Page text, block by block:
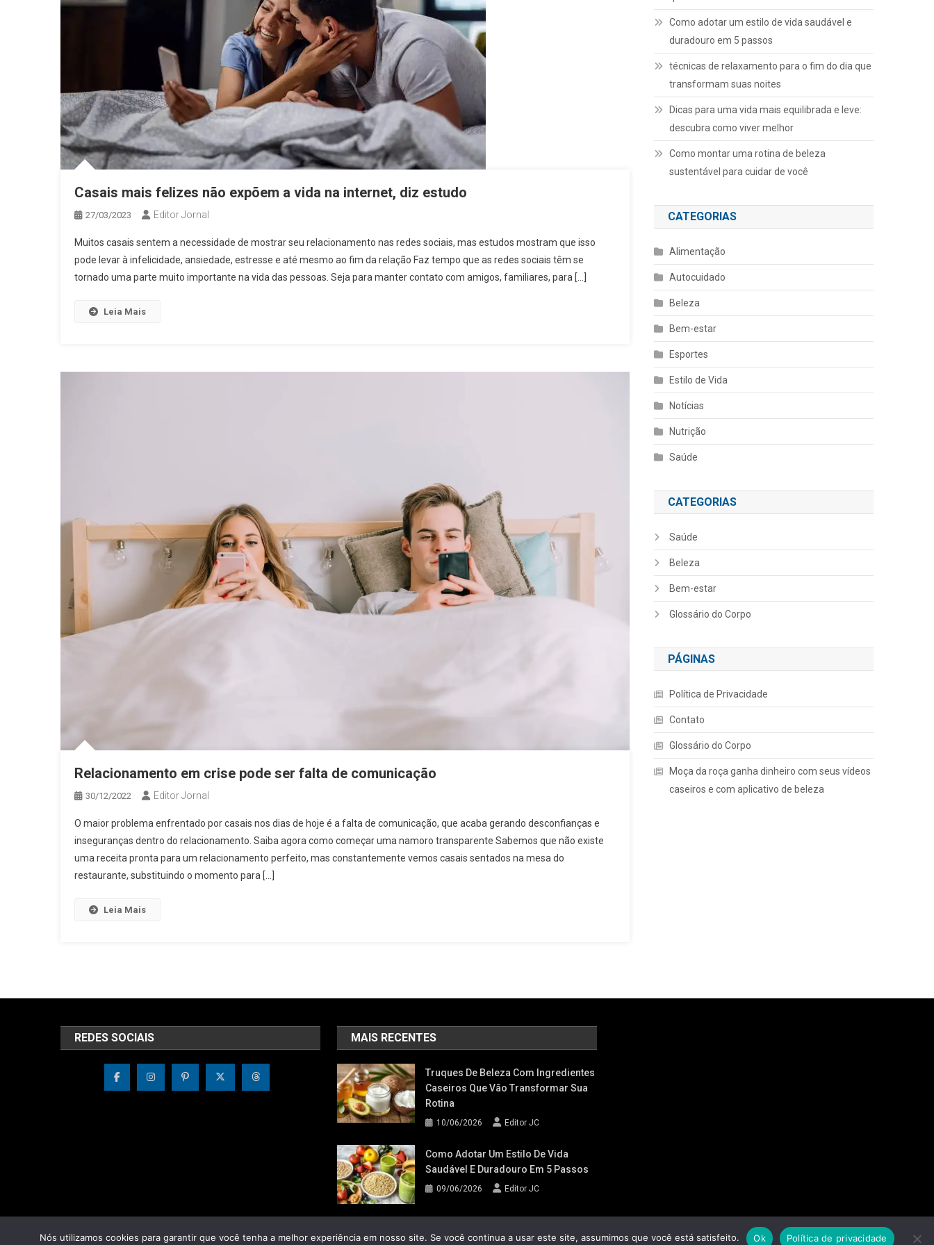
Casais mais felizes não expõem a vida na internet, diz estudo
27/03/2023 Editor Jornal
Muitos casais sentem a necessidade de mostrar seu relacionamento nas redes sociais, mas estudos mostram que isso
pode levar à infelicidade, ansiedade, estresse e até mesmo ao fim da relação Faz tempo que as redes sociais têm se
tornado uma parte muito importante na vida das pessoas. Seja para manter contato com amigos, familiares, para […]
Leia Mais
Relacionamento em crise pode ser falta de comunicação
30/12/2022 Editor Jornal
O maior problema enfrentado por casais nos dias de hoje é a falta de comunicação, que acaba gerando desconfianças e
inseguranças dentro do relacionamento. Saiba agora como começar uma namoro transparente Sabemos que não existe
uma receita pronta para um relacionamento perfeito, mas constantemente vemos casais sentados na mesa do
restaurante, substituindo o momento para […]
Leia Mais
Como adotar um estilo de vida saudável e
duradouro em 5 passos
técnicas de relaxamento para o fim do dia que
transformam suas noites
Dicas para uma vida mais equilibrada e leve:
descubra como viver melhor
Como montar uma rotina de beleza
sustentável para cuidar de você
CATEGORIAS
Alimentação
Autocuidado
Beleza
Bem-estar
Esportes
Estilo de Vida
Notícias
Nutrição
Saúde
CATEGORIAS
Saúde
Beleza
Bem-estar
Glossário do Corpo
PÁGINAS
Política de Privacidade
Contato
Glossário do Corpo
Moça da roça ganha dinheiro com seus vídeos
caseiros e com aplicativo de beleza
REDES SOCIAIS MAIS RECENTES
Truques De Beleza Com Ingredientes
Caseiros Que Vão Transformar Sua
Rotina
10/06/2026 Editor JC
Como Adotar Um Estilo De Vida
Saudável E Duradouro Em 5 Passos
09/06/2026 Editor JC
Nós utilizamos cookies para garantir que você tenha a melhor experiência em nosso site. Se você continua a usar este site, assumimos que você está satisfeito. Ok Política de privacidade